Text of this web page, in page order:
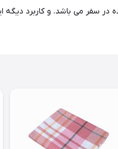
سفر می باشد. و کاربرد دیگه